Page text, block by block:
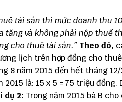
tài sản thì mức doanh thu
và không phải nộp thuế
cho thuê tài sản.” Theo đó,
lịch trên hợp đồng cho
8 năm 2015 đến hết tháng
là: 15 x 5 = 75 triệu đồng.
dụ 2: Trong năm 2015 bà B cho